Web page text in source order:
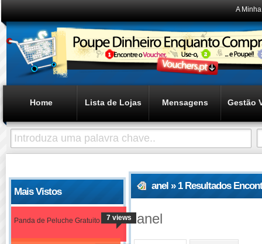
A
Home Lista de Lojas Mensagens Gestão
Mais Vistos
Panda de Peluche Gratuito 7 views
anel » 1 Resultados
anel